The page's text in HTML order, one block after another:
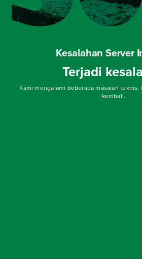
Kesalahan Server
Terjadi
Kami mengalami beberapa masalah
kembali.